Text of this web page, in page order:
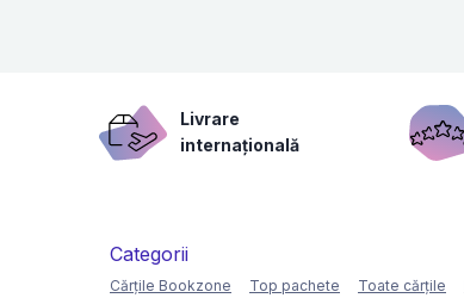
Livrare
internațională
Categorii
Cărțile Bookzone Top pachete Toate cărțile